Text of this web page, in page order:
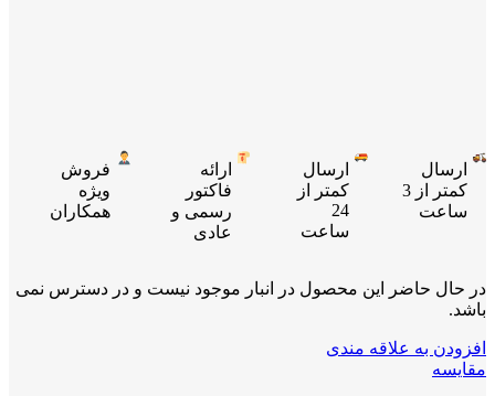
ارسال
کمتر از 3
ساعت
ارسال
کمتر از
24
ساعت
ارائه
فاکتور
رسمی و
عادی
فروش
ویژه
همکاران
در حال حاضر این محصول در انبار موجود نیست و در دسترس نمی
باشد.
افزودن به علاقه مندی
مقایسه